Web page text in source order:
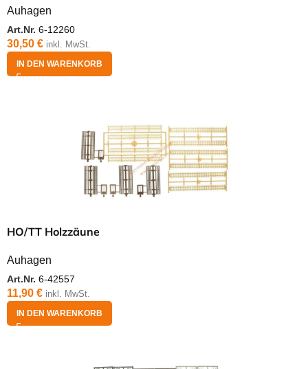
Auhagen
Art.Nr. 6-12260
30,50 € inkl. MwSt.
IN DEN WARENKORB
HO/TT Holzzäune
Auhagen
Art.Nr. 6-42557
11,90 € inkl. MwSt.
IN DEN WARENKORB